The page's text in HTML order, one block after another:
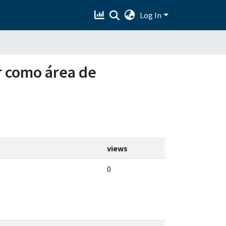
Log In
área de
views
0